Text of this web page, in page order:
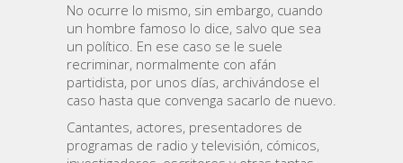
No ocurre lo mismo, sin embargo, cuando
un hombre famoso lo dice, salvo que sea
un político. En ese caso se le suele
recriminar, normalmente con afán
partidista, por unos días, archivándose el
caso hasta que convenga sacarlo de nuevo.
Cantantes, actores, presentadores de
programas de radio y televisión, cómicos,